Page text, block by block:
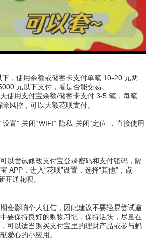
，使用余额或储蓄卡支付单笔 10-20 元两
元以下支付，看是否能交易。
使用支付宝余额/储蓄卡支付 3-5 笔，每笔
风控，可以大额花呗支付。
置”-关闭“WIFI”-隐私-关闭“定位”，直接使用
以尝试修改支付宝登录密码和支付密码，隔
APP，进入“花呗”设置，选择“其他”，点
开通花呗。
会影响个人征信，因此建议不要轻易尝试逾
要保持良好的购物习惯，保持活跃，尽量在
可以适当购买支付宝里的理财产品或参与蚂
爱心的小应用。